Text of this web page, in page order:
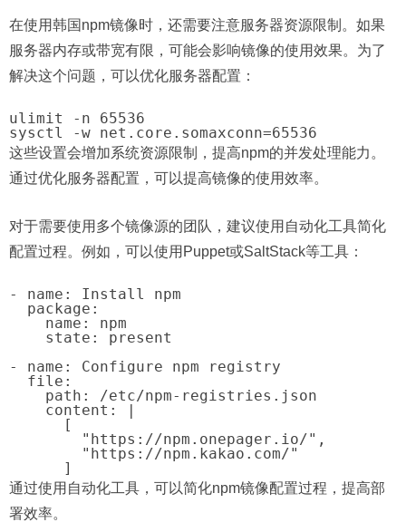
在使用韩国npm镜像时，还需要注意服务器资源限制。如果
服务器内存或带宽有限，可能会影响镜像的使用效果。为了
解决这个问题，可以优化服务器配置：
ulimit -n 65536
这些设置会增加系统资源限制，提高npm的并发处理能力。
通过优化服务器配置，可以提高镜像的使用效率。
对于需要使用多个镜像源的团队，建议使用自动化工具简化
配置过程。例如，可以使用Puppet或SaltStack等工具：
- name: Install npm
  package:
    name: npm
    state: present
- name: Configure npm registry
  file:
    path: /etc/npm-registries.json
    content: |
      [
        "https://npm.onepager.io/",
        "https://npm.kakao.com/"
通过使用自动化工具，可以简化npm镜像配置过程，提高部
署效率。